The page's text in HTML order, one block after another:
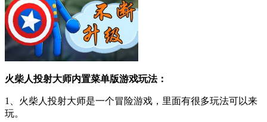
火柴人投射大师内置菜单版游戏玩法：
1、火柴人投射大师是一个冒险游戏，里面有很多玩法可以来
玩。